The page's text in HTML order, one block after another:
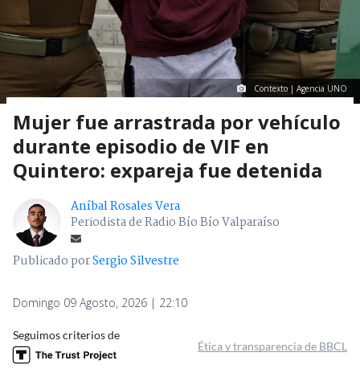
Contexto | Agencia UNO
Mujer fue arrastrada por vehículo
durante episodio de VIF en
Quintero: expareja fue detenida
Aníbal Rosales Vera
Periodista de Radio Bío Bío Valparaíso
Publicado porSergio Silvestre
Domingo 09 Agosto, 2026 | 22:10
Seguimos criterios de
Ética y transparencia de BBCL